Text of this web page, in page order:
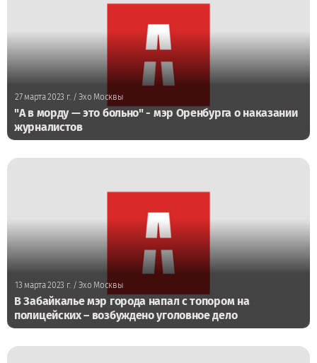
27 марта 2023 г. / Эхо Москвы
"А в морду — это больно" - мэр Оренбурга о наказании
журналистов
13 марта 2023 г. / Эхо Москвы
В Забайкалье мэр города напал с топором на
полицейских – возбуждено уголовное дело